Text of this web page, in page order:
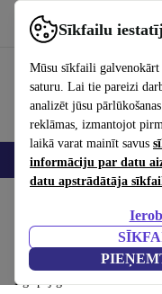
Sīkfailu
Mūsu sīkfaili
saturu. Lai tie pareizi
analizēt jūsu
reklāmas, izmantojot
laikā varat mainīt savus
informāciju par datu
datu apstrādātāja
Izmantojiet refurbed ātri
Viedtālruņi Portatīvie
Microsoft
Augstas kvalitātes
Ilgtspējīgāka izvēle ar